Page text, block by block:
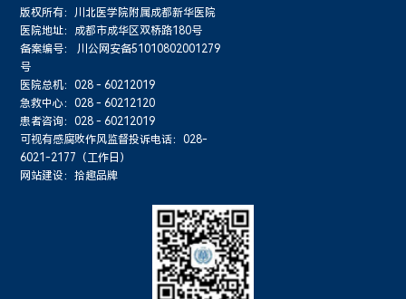
版权所有：川北医学院附属成都新华医院
医院地址：成都市成华区双桥路180号
备案编号： 川公网安备51010802001279
号
医院总机：028 - 60212019
急救中心：028 - 60212120
患者咨询：028 - 60212019
可视有感腐败作风监督投诉电话：028-
6021-2177（工作日）
网站建设：拾趣品牌